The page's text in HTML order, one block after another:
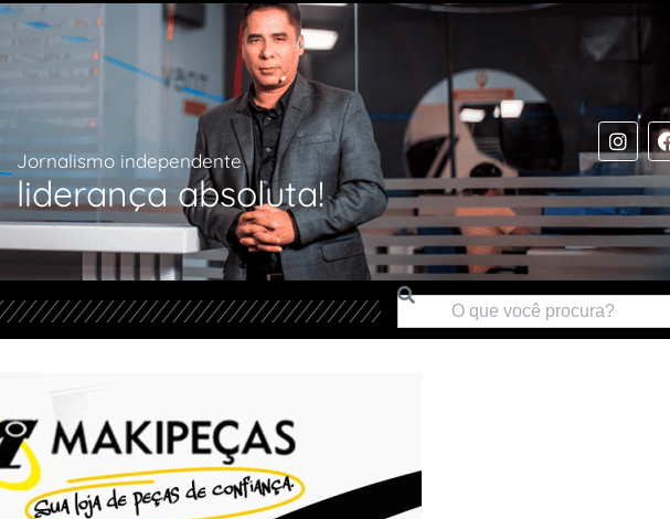
Jornalismo independente
liderança absoluta!